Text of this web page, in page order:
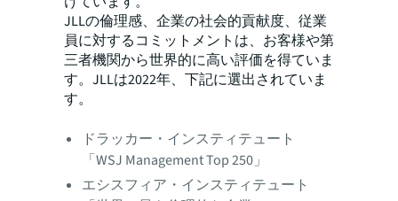
JLLの倫理感、企業の社会的貢献度、従業
員に対するコミットメントは、お客様や第
三者機関から世界的に高い評価を得ていま
す。JLLは2022年、下記に選出されていま
す。
ドラッカー・インスティテュート
「WSJ Management Top 250」
エシスフィア・インスティテュート